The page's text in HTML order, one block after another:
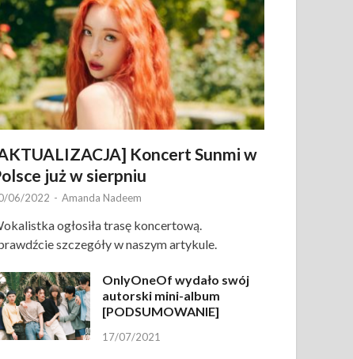
Koncert Sunmi w
już w sierpniu
06/2022 - Amanda Nadeem
ogłosiła trasę koncertową.
szczegóły w naszym artykule.
OnlyOneOf wydało swój
autorski mini-album
[PODSUMOWANIE]
17/07/2021